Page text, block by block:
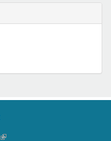
(Link